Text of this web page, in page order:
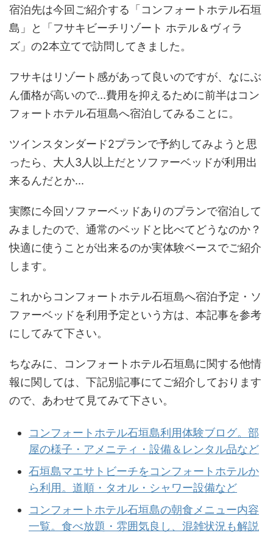
宿泊先は今回ご紹介する「コンフォートホテル石垣
島」と「フサキビーチリゾート ホテル＆ヴィラ
ズ」の2本立てで訪問してきました。
フサキはリゾート感があって良いのですが、なにぶ
ん価格が高いので...費用を抑えるために前半はコン
フォートホテル石垣島へ宿泊してみることに。
ツインスタンダード2プランで予約してみようと思
ったら、大人3人以上だとソファーベッドが利用出
来るんだとか...
実際に今回ソファーベッドありのプランで宿泊して
みましたので、通常のベッドと比べてどうなのか？
快適に使うことが出来るのか実体験ベースでご紹介
します。
これからコンフォートホテル石垣島へ宿泊予定・ソ
ファーベッドを利用予定という方は、本記事を参考
にしてみて下さい。
ちなみに、コンフォートホテル石垣島に関する他情
報に関しては、下記別記事にてご紹介しております
ので、あわせて見てみて下さい。
コンフォートホテル石垣島利用体験ブログ。部
屋の様子・アメニティ・設備＆レンタル品など
石垣島マエサトビーチをコンフォートホテルか
ら利用。道順・タオル・シャワー設備など
コンフォートホテル石垣島の朝食メニュー内容
一覧。食べ放題・雰囲気良し、混雑状況も解説